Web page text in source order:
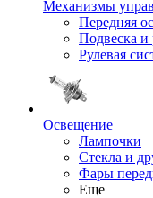
Механизмы
Передняя
Подвеска и
Рулевая
Освещение
Лампочки
Стекла и
Фары
Еще